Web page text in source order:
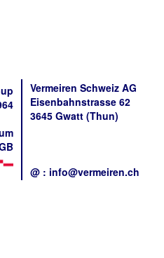
Vermeiren Schweiz AG
Eisenbahnstrasse 62
3645 Gwatt (Thun)
@ : info@vermeiren.ch